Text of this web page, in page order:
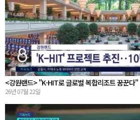
<강원랜드> "K-HIT로 글로벌 복합리조트 꿈꾼다"
26년 07월 22일